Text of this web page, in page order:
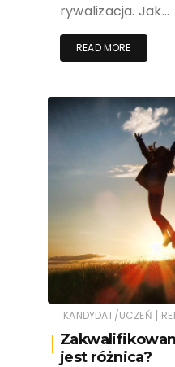
rywalizacja. Jak…
READ MORE
KANDYDAT/UCZEŃ |
jest różnica?